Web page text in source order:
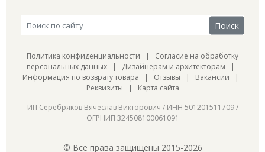
Политика конфиденциальности | Согласие на обработку
персональных данных | Дизайнерам и архитекторам |
Информация по возврату товара | Отзывы | Вакансии |
Реквизиты | Карта сайта
ИП Серебряков Вячеслав Викторович / ИНН 501201511709 /
ОГРНИП 324508100061091
© Все права защищены 2015-2026